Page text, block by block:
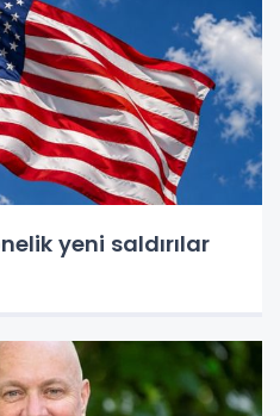
yeni saldırılar